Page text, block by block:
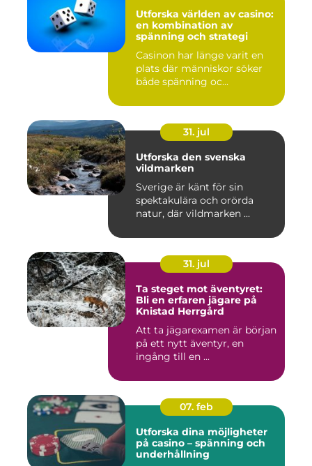
Utforska världen av casino:
en kombination av
spänning och strategi
Casinon har länge varit en
plats där människor söker
både spänning oc...
31. jul
Utforska den svenska
vildmarken
Sverige är känt för sin
spektakulära och orörda
natur, där vildmarken ...
31. jul
Ta steget mot äventyret:
Bli en erfaren jägare på
Knistad Herrgård
Att ta jägarexamen är början
på ett nytt äventyr, en
ingång till en ...
07. feb
Utforska dina möjligheter
på casino – spänning och
underhållning